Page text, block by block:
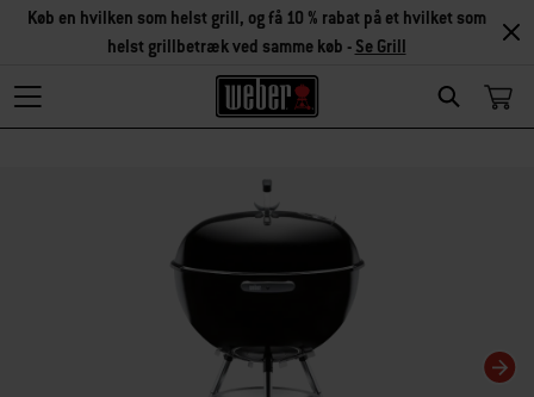
Search
Køb en hvilken som helst grill, og få 10 % rabat på et hvilket som
helst grillbetræk ved samme køb - Se Grill
Changing this current slide of this carousel will change the current slide of